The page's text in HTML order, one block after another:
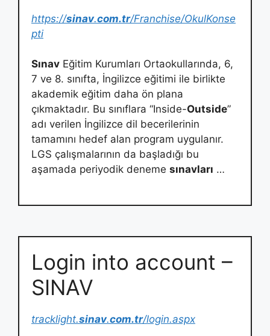
https://sinav.com.tr/Franchise/OkulKonse
pti
Sınav Eğitim Kurumları Ortaokullarında, 6,
7 ve 8. sınıfta, İngilizce eğitimi ile birlikte
akademik eğitim daha ön plana
çıkmaktadır. Bu sınıflara “Inside-Outside”
adı verilen İngilizce dil becerilerinin
tamamını hedef alan program uygulanır.
LGS çalışmalarının da başladığı bu
aşamada periyodik deneme sınavları …
Login into account –
SINAV
tracklight.sinav.com.tr/login.aspx